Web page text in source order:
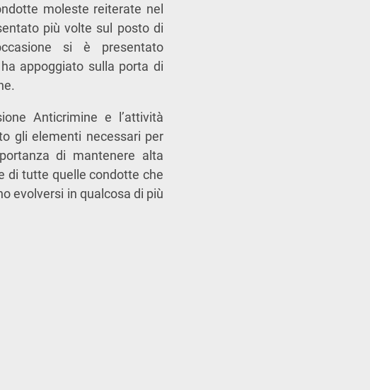
moleste reiterate nel
più volte sul posto di
si è presentato
appoggiato sulla porta di
Anticrimine e l’attività
gli elementi necessari per
di mantenere alta
di tutte quelle condotte che
evolversi in qualcosa di più